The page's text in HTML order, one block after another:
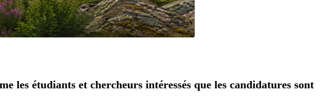
les étudiants et chercheurs intéressés que les candidatures sont